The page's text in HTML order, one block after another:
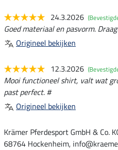
24.3.2026
Goed materiaal en pasvorm.
Origineel bekijken
12.3.2026
Mooi functioneel shirt, valt wat
past perfect. #
Origineel bekijken
Krämer Pferdesport GmbH & Co.
68764 Hockenheim,